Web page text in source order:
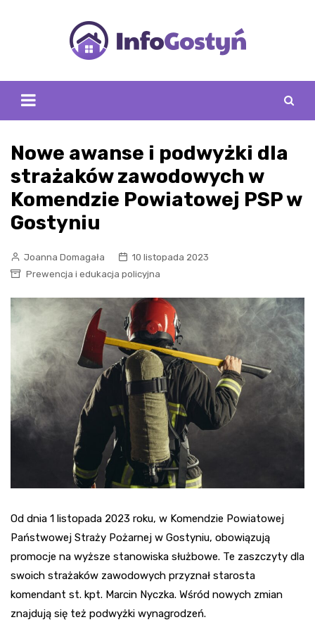
Nowe awanse i podwyżki dla
strażaków zawodowych w
Komendzie Powiatowej PSP w
Gostyniu
Joanna Domagała
10 listopada 2023
Prewencja i edukacja policyjna
Od dnia 1 listopada 2023 roku, w Komendzie Powiatowej
Państwowej Straży Pożarnej w Gostyniu, obowiązują
promocje na wyższe stanowiska służbowe. Te zaszczyty dla
swoich strażaków zawodowych przyznał starosta
komendant st. kpt. Marcin Nyczka. Wśród nowych zmian
znajdują się też podwyżki wynagrodzeń.